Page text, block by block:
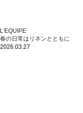
L'EQUIPE
春の日常はリネンとともに
2026.03.27